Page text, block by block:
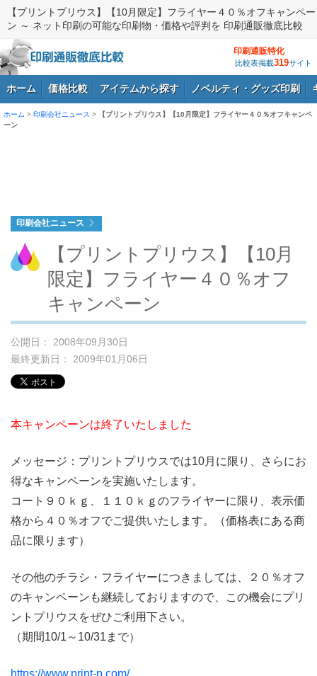
【プリントプリウス】【10月限定】フライヤー４０％オフキャンペー
ン ～ ネット印刷の可能な印刷物・価格や評判を 印刷通販徹底比較
印刷通販特化
比較表掲載319サイト
ホーム 価格比較 アイテムから探す ノベルティ・グッズ印刷
ホーム > 印刷会社ニュース >
【プリントプリウス】【10月限定】フライヤー４０％オフキャンペ
ーン
印刷会社ニュース
【プリントプリウス】【10月
限定】フライヤー４０％オフ
キャンペーン
公開日： 2008年09月30日
最終更新日： 2009年01月06日
本キャンペーンは終了いたしました
メッセージ：プリントプリウスでは10月に限り、さらにお
得なキャンペーンを実施いたします。
コート９０ｋｇ、１１０ｋｇのフライヤーに限り、表示価
格から４０％オフでご提供いたします。（価格表にある商
品に限ります）
その他のチラシ・フライヤーにつきましては、２０％オフ
のキャンペーンも継続しておりますので、この機会にプリ
ントプリウスをぜひご利用下さい。
（期間10/1～10/31まで）
https://www.print-p.com/